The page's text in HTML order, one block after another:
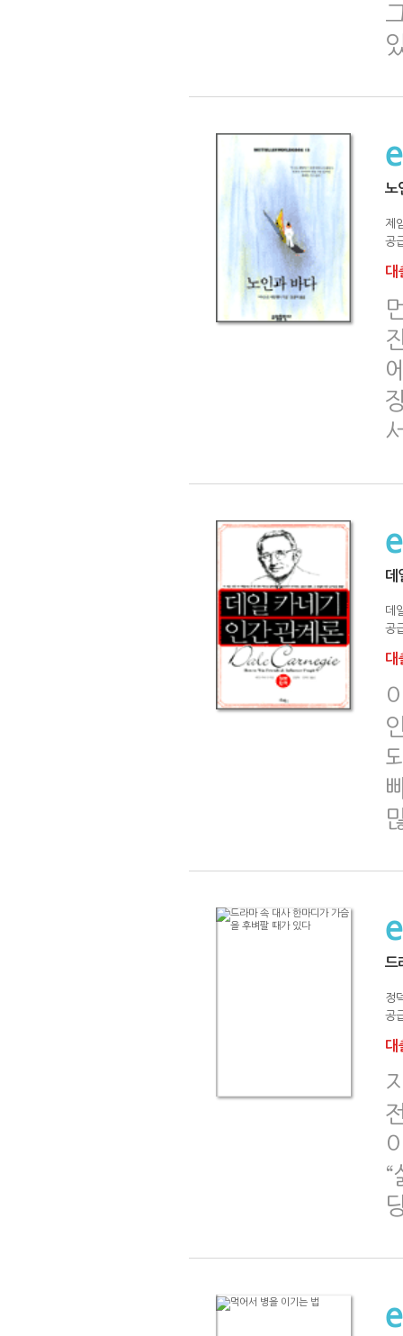
노
제
공
대
데
데
공
대
드
정
공
대